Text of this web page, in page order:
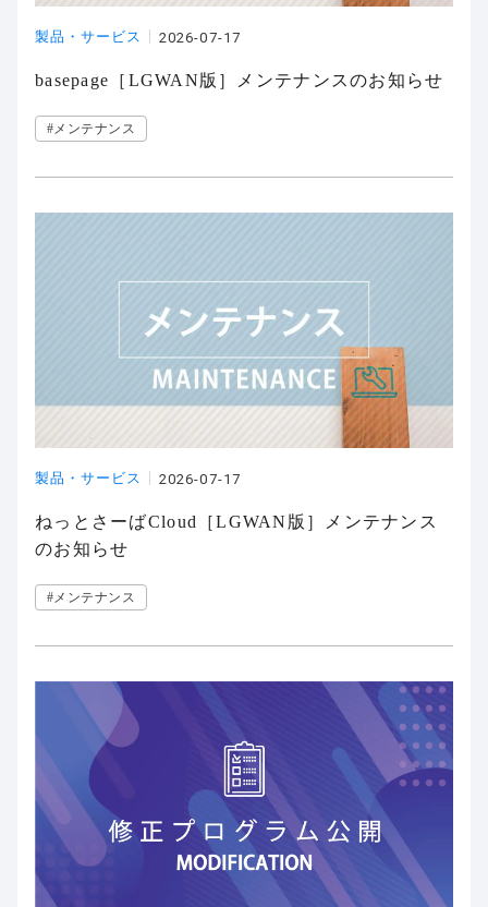
製品・サービス 2026-07-17
basepage［LGWAN版］メンテナンスのお知らせ
#メンテナンス
製品・サービス 2026-07-17
ねっとさーばCloud［LGWAN版］メンテナンス
のお知らせ
#メンテナンス